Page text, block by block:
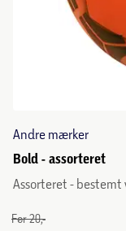
Andre mærker
Bold - assorteret
Assorteret -
Før 20,-